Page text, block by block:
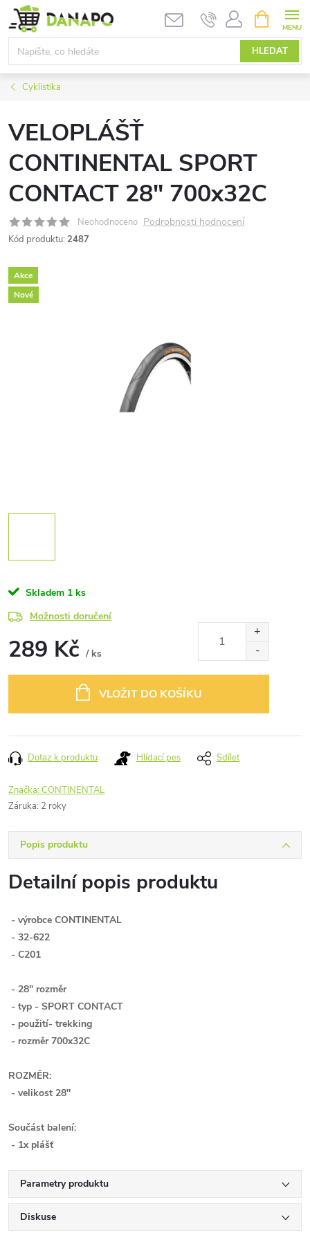
Přejít
na
obsah
HLEDAT
NÁKUPNÍ
KOŠÍK
Cyklistika
VELOPLÁŠŤ
CONTINENTAL SPORT
CONTACT 28" 700x32C
Neohodnoceno Podrobnosti hodnocení
Kód produktu: 2487
Akce
Nové
Skladem 1 ks
Možnosti doručení
289 Kč / ks
VLOŽIT DO KOŠÍKU
Dotaz k produktu Hlídací pes Sdílet
Značka:CONTINENTAL
Záruka: 2 roky
Popis produktu
Detailní popis produktu
- výrobce CONTINENTAL
- 32-622
- C201
- 28" rozměr
- typ - SPORT CONTACT
- použití- trekking
- rozměr 700x32C
ROZMĚR:
- velikost 28''
Součást balení:
- 1x plášť
Parametry produktu
Diskuse